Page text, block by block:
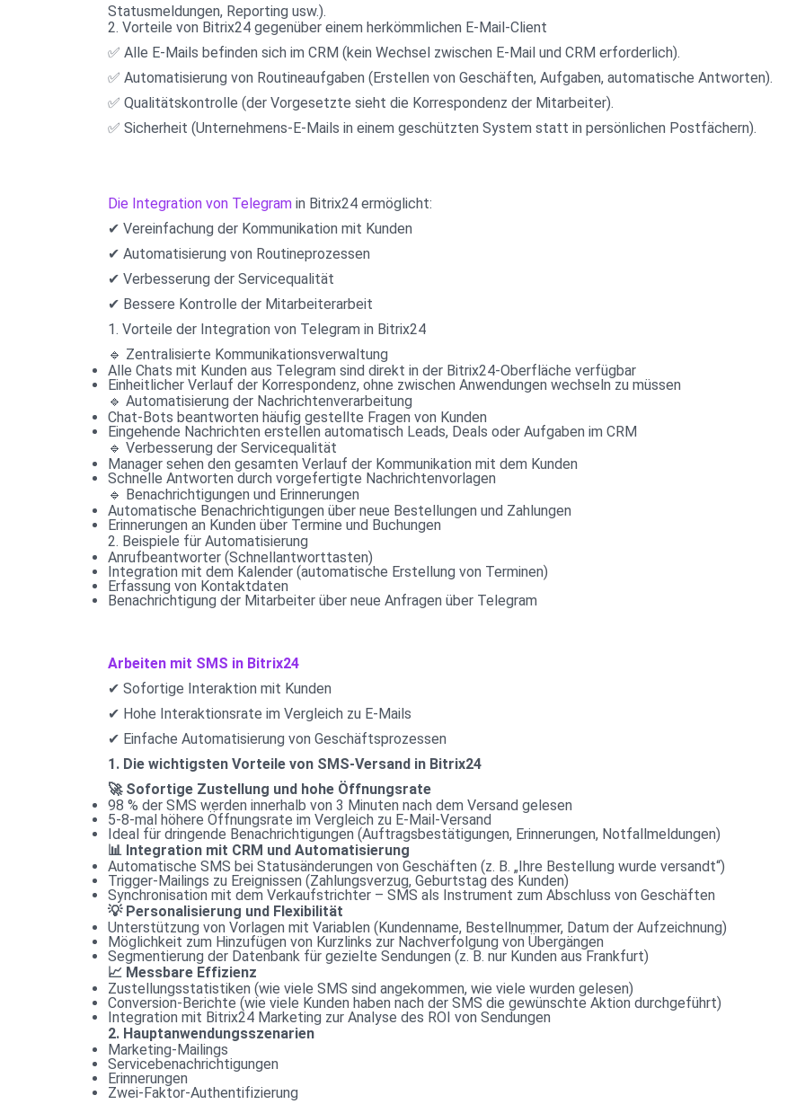
Statusmeldungen, Reporting usw.).
2. Vorteile von Bitrix24 gegenüber einem herkömmlichen E-Mail-Client
✅ Alle E-Mails befinden sich im CRM (kein Wechsel zwischen E-Mail und CRM erforderlich).
✅ Automatisierung von Routineaufgaben (Erstellen von Geschäften, Aufgaben, automatische Antworten).
✅ Qualitätskontrolle (der Vorgesetzte sieht die Korrespondenz der Mitarbeiter).
✅ Sicherheit (Unternehmens-E-Mails in einem geschützten System statt in persönlichen Postfächern).
Die Integration von Telegram in Bitrix24 ermöglicht:
✔ Vereinfachung der Kommunikation mit Kunden
✔ Automatisierung von Routineprozessen
✔ Verbesserung der Servicequalität
✔ Bessere Kontrolle der Mitarbeiterarbeit
1. Vorteile der Integration von Telegram in Bitrix24
🔹 Zentralisierte Kommunikationsverwaltung
Alle Chats mit Kunden aus Telegram sind direkt in der Bitrix24-Oberfläche verfügbar
Einheitlicher Verlauf der Korrespondenz, ohne zwischen Anwendungen wechseln zu müssen
🔹 Automatisierung der Nachrichtenverarbeitung
Chat-Bots beantworten häufig gestellte Fragen von Kunden
Eingehende Nachrichten erstellen automatisch Leads, Deals oder Aufgaben im CRM
🔹 Verbesserung der Servicequalität
Manager sehen den gesamten Verlauf der Kommunikation mit dem Kunden
Schnelle Antworten durch vorgefertigte Nachrichtenvorlagen
🔹 Benachrichtigungen und Erinnerungen
Automatische Benachrichtigungen über neue Bestellungen und Zahlungen
Erinnerungen an Kunden über Termine und Buchungen
2. Beispiele für Automatisierung
Anrufbeantworter (Schnellantworttasten)
Integration mit dem Kalender (automatische Erstellung von Terminen)
Erfassung von Kontaktdaten
Benachrichtigung der Mitarbeiter über neue Anfragen über Telegram
Arbeiten mit SMS in Bitrix24
✔ Sofortige Interaktion mit Kunden
✔ Hohe Interaktionsrate im Vergleich zu E-Mails
✔ Einfache Automatisierung von Geschäftsprozessen
1. Die wichtigsten Vorteile von SMS-Versand in Bitrix24
🚀 Sofortige Zustellung und hohe Öffnungsrate
98 % der SMS werden innerhalb von 3 Minuten nach dem Versand gelesen
5-8-mal höhere Öffnungsrate im Vergleich zu E-Mail-Versand
Ideal für dringende Benachrichtigungen (Auftragsbestätigungen, Erinnerungen, Notfallmeldungen)
📊 Integration mit CRM und Automatisierung
Automatische SMS bei Statusänderungen von Geschäften (z. B. „Ihre Bestellung wurde versandt“)
Trigger-Mailings zu Ereignissen (Zahlungsverzug, Geburtstag des Kunden)
Synchronisation mit dem Verkaufstrichter – SMS als Instrument zum Abschluss von Geschäften
💡 Personalisierung und Flexibilität
Unterstützung von Vorlagen mit Variablen (Kundenname, Bestellnummer, Datum der Aufzeichnung)
Möglichkeit zum Hinzufügen von Kurzlinks zur Nachverfolgung von Übergängen
Segmentierung der Datenbank für gezielte Sendungen (z. B. nur Kunden aus Frankfurt)
📈 Messbare Effizienz
Zustellungsstatistiken (wie viele SMS sind angekommen, wie viele wurden gelesen)
Conversion-Berichte (wie viele Kunden haben nach der SMS die gewünschte Aktion durchgeführt)
Integration mit Bitrix24 Marketing zur Analyse des ROI von Sendungen
2. Hauptanwendungsszenarien
Marketing-Mailings
Servicebenachrichtigungen
Erinnerungen
Zwei-Faktor-Authentifizierung